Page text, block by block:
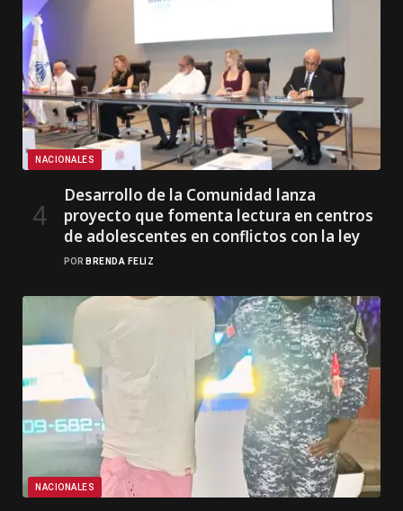
NACIONALES
Desarrollo de la Comunidad lanza
proyecto que fomenta lectura en centros
de adolescentes en conflictos con la ley
POR BRENDA FELIZ
NACIONALES